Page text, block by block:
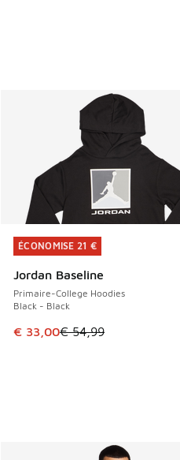
ÉCONOMISE 21 €
Jordan Baseline
Primaire-College Hoodies
Black - Black
Cet article est en
€ 33,00€ 54,99
ÉCONOMISE 21 €